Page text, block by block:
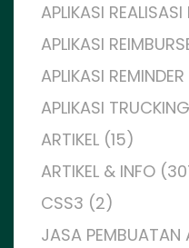
APLIKASI
APLIKASI
APLIKASI
APLIKASI
ARTIKEL (15)
ARTIKEL & INFO
CSS3 (2)
JASA PEMBUATAN